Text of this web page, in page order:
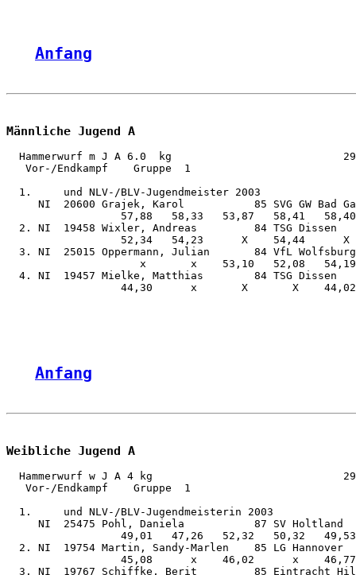
Anfang
Männliche Jugend A
Hammerwurf m J A 6.0  kg
   Vor-/Endkampf    Gruppe  1
  1.     und NLV-/BLV-Jugendmeister 2003
NI  20600 Grajek, Karol           85 SVG GW Bad
57,88   58,33   53,87   58,41
2. NI  19458 Wixler, Andreas         84 TSG Dissen
52,34   54,23      X    54,44      X
3. NI  25015 Oppermann, Julian       84 VfL
x       x    53,10   52,08
4. NI  19457 Mielke, Matthias        84 TSG Dissen
44,30      x       X       X
Anfang
Weibliche Jugend A
Hammerwurf w J A 4 kg
   Vor-/Endkampf    Gruppe  1
  1.     und NLV-/BLV-Jugendmeisterin 2003
NI  25475 Pohl, Daniela           87 SV Holtland
49,01   47,26   52,32   50,32
2. NI  19754 Martin, Sandy-Marlen    85 LG Hannover
45,08      x    46,02      x
3. NI  19767 Schiffke, Berit         85 Eintracht